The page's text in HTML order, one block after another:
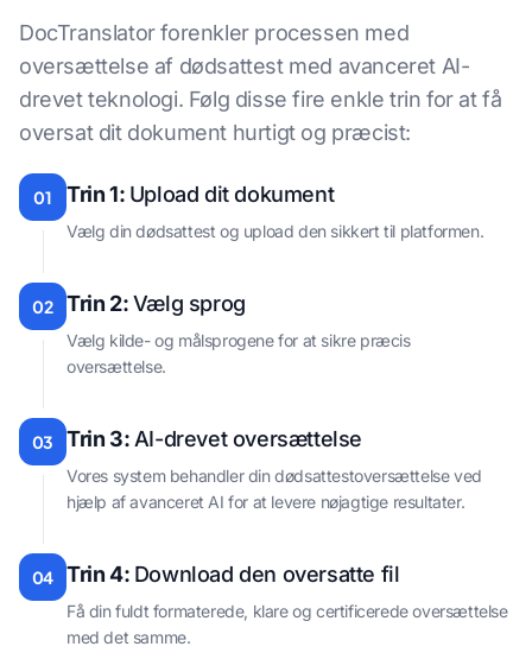
DocTranslator forenkler processen med
oversættelse af dødsattest med avanceret AI-
drevet teknologi. Følg disse fire enkle trin for at få
oversat dit dokument hurtigt og præcist:
01 Trin 1: Upload dit dokument
Vælg din dødsattest og upload den sikkert til platformen.
02 Trin 2:Vælg sprog
Vælg kilde- og målsprogene for at sikre præcis
oversættelse.
03 Trin 3: AI-drevet oversættelse
Vores system behandler din dødsattestoversættelse ved
hjælp af avanceret AI for at levere nøjagtige resultater.
04 Trin 4: Download den oversatte fil
Få din fuldt formaterede, klare og certificerede oversættelse
med det samme.